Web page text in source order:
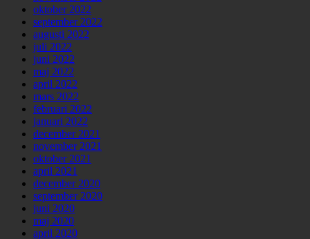
oktober 2022
september 2022
augusti 2022
juli 2022
juni 2022
maj 2022
april 2022
mars 2022
februari 2022
januari 2022
december 2021
november 2021
oktober 2021
april 2021
december 2020
september 2020
juni 2020
maj 2020
april 2020